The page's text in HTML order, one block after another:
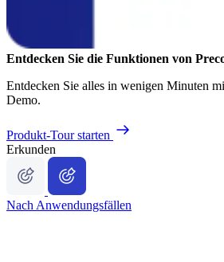
Entdecken Sie die Funktionen von
Entdecken Sie alles in wenigen Minuten
Demo.
Produkt-Tour starten
Erkunden
Nach Anwendungsfällen